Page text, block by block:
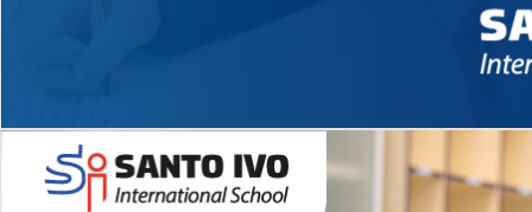
Novidades 2026 High School